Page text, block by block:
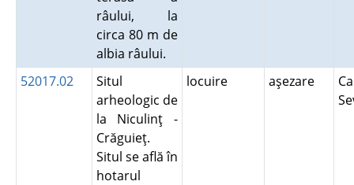
râului, la
circa 80 m de
albia râului.
52017.02
Situl
arheologic de
la Niculinţ -
Crăguieţ.
Situl se află în
hotarul
locuire aşezare